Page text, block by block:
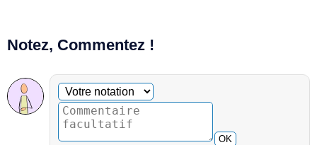
Notez, Commentez !
Commentaire facultatif
Votre notation
OK